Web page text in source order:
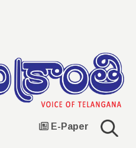
E-Paper